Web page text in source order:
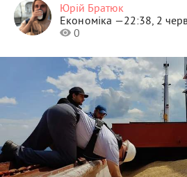
Юрій Братюк
Економіка —22:38, 2
0